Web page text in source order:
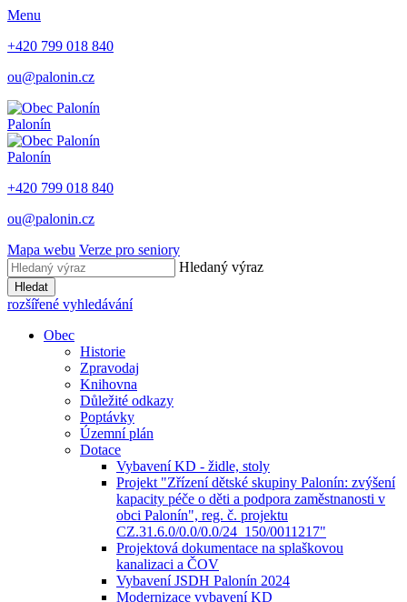
Menu
+420 799 018 840
ou@palonin.cz
Palonín
Palonín
+420 799 018 840
ou@palonin.cz
Mapa webu Verze pro seniory
Hledaný výraz
Hledat
rozšířené vyhledávání
Obec
Historie
Zpravodaj
Knihovna
Důležité odkazy
Poptávky
Územní plán
Dotace
Vybavení KD - židle, stoly
Projekt "Zřízení dětské skupiny Palonín: zvýšení
kapacity péče o děti a podpora zaměstnanosti v
obci Palonín", reg. č. projektu
CZ.31.6.0/0.0/0.0/24_150/0011217"
Projektová dokumentace na splaškovou
kanalizaci a ČOV
Vybavení JSDH Palonín 2024
Modernizace vybavení KD